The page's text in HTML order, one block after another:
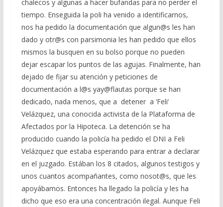
chalecos y algunas a hacer bufandas para no perder el
tiempo. Enseguida la poli ha venido a identificarnos,
nos ha pedido la documentación que algun@s les han
dado y otr@s con parsimonia les han pedido que ellos
mismos la busquen en su bolso porque no pueden
dejar escapar los puntos de las agujas. Finalmente, han
dejado de fijar su atención y peticiones de
documentación a l@s yay@flautas porque se han
dedicado, nada menos, que a detener a ‘Feli’
Velázquez, una conocida activista de la Plataforma de
Afectados por la Hipoteca. La detención se ha
producido cuando la policía ha pedido el DNI a Feli
Velázquez que estaba esperando para entrar a declarar
en el juzgado. Estában los 8 citados, algunos testigos y
unos cuantos acompañantes, como nosot@s, que les
apoyábamos. Entonces ha llegado la policía y les ha
dicho que eso era una concentración ilegal. Aunque Feli